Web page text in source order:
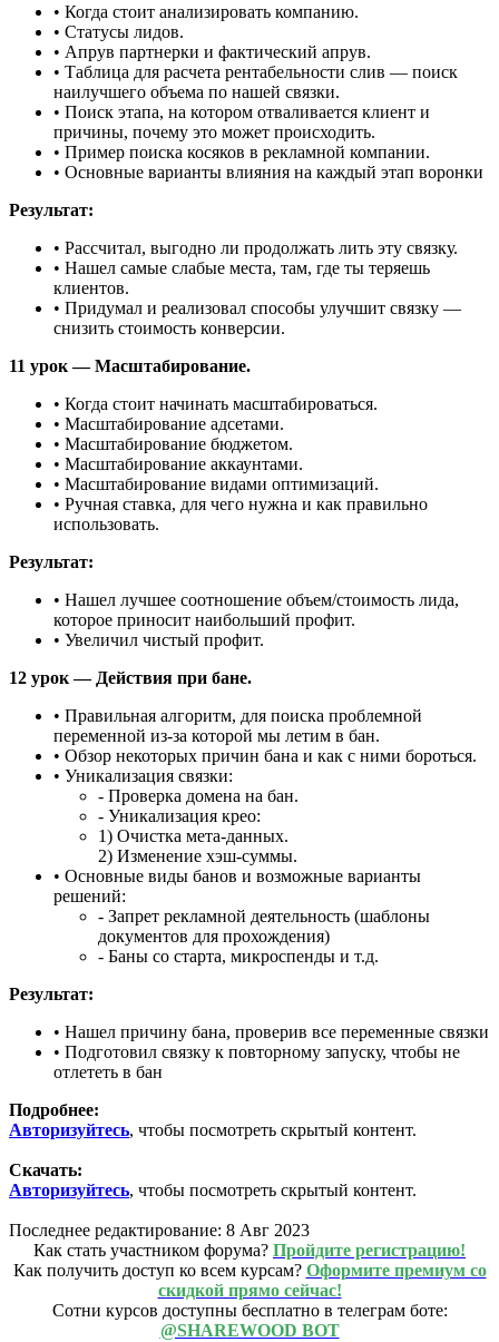
• Когда стоит анализировать компанию.
• Статусы лидов.
• Апрув партнерки и фактический апрув.
• Таблица для расчета рентабельности слив — поиск
наилучшего объема по нашей связки.
• Поиск этапа, на котором отваливается клиент и
причины, почему это может происходить.
• Пример поиска косяков в рекламной компании.
• Основные варианты влияния на каждый этап воронки
Результат:
• Рассчитал, выгодно ли продолжать лить эту связку.
• Нашел самые слабые места, там, где ты теряешь
клиентов.
• Придумал и реализовал способы улучшит связку —
снизить стоимость конверсии.
11 урок — Масштабирование.
• Когда стоит начинать масштабироваться.
• Масштабирование адсетами.
• Масштабирование бюджетом.
• Масштабирование аккаунтами.
• Масштабирование видами оптимизаций.
• Ручная ставка, для чего нужна и как правильно
использовать.
Результат:
• Нашел лучшее соотношение объем/стоимость лида,
которое приносит наибольший профит.
• Увеличил чистый профит.
12 урок — Действия при бане.
• Правильная алгоритм, для поиска проблемной
переменной из-за которой мы летим в бан.
• Обзор некоторых причин бана и как с ними бороться.
• Уникализация связки:
- Проверка домена на бан.
- Уникализация крео:
1) Очистка мета-данных.
2) Изменение хэш-суммы.
• Основные виды банов и возможные варианты
решений:
- Запрет рекламной деятельность (шаблоны
документов для прохождения)
- Баны со старта, микроспенды и т.д.
Результат:
• Нашел причину бана, проверив все переменные связки
• Подготовил связку к повторному запуску, чтобы не
отлететь в бан
Подробнее:
Авторизуйтесь, чтобы посмотреть скрытый контент.
Скачать:
Авторизуйтесь, чтобы посмотреть скрытый контент.
Последнее редактирование: 8 Авг 2023
Как стать участником форума? Пройдите регистрацию!
Как получить доступ ко всем курсам? Оформите премиум со
скидкой прямо сейчас!
Сотни курсов доступны бесплатно в телеграм боте:
@SHAREWOOD BOT